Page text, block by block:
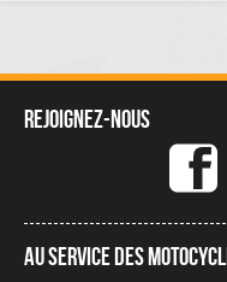
Rejoignez-nous
Au service des